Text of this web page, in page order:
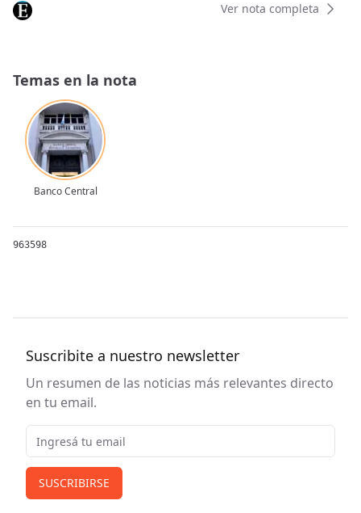
Ver nota completa
Temas en la nota
Banco Central
963598
Suscribite a nuestro newsletter
Un resumen de las noticias más relevantes directo
en tu email.
Email
SUSCRIBIRSE